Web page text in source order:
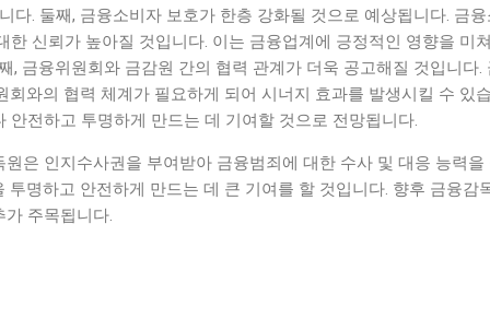
다. 둘째, 금융소비자 보호가 한층 강화될 것으로 예상됩니다. 금
한 신뢰가 높아질 것입니다. 이는 금융업계에 긍정적인 영향을 미
, 금융위원회와 금감원 간의 협력 관계가 더욱 공고해질 것입니다.
회와의 협력 체계가 필요하게 되어 시너지 효과를 발생시킬 수 있
전하고 투명하게 만드는 데 기여할 것으로 전망됩니다.
은 인지수사권을 부여받아 금융범죄에 대한 수사 및 대응 능력
투명하고 안전하게 만드는 데 큰 기여를 할 것입니다. 향후 금융감
주목됩니다.